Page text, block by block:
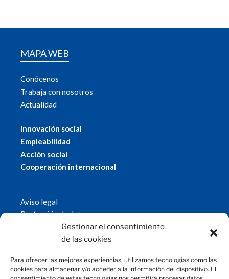
Gestionar el consentimiento
de las cookies
Para ofrecer las mejores experiencias, utilizamos tecnologías como las
cookies para almacenar y/o acceder a la información del dispositivo. El
MAPA WEB
Conócenos
Trabaja con nosotros
Actualidad
Innovación social
Empleabilidad
Acción social
Cooperación internacional
Aviso legal
Protección de datos
Política de cookies
© 2019 Fundación Magtel.